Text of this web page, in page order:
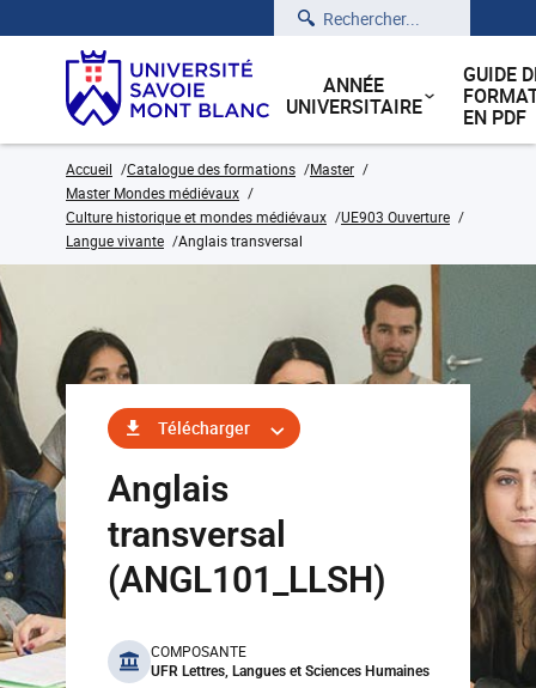
Rechercher
ANNÉE
UNIVERSITAIRE
GUIDE
EN PDF
Accueil Catalogue des formations
Master
Master Mondes médiévaux
Culture historique et mondes médiévaux
UE903 Ouverture
Langue vivante
Anglais transversal
Télécharger
Anglais
transversal
(ANGL101_LLSH)
benefits
COMPOSANTE
UFR Lettres, Langues et Sciences Humaines